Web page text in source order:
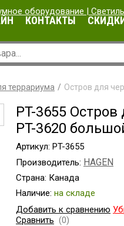
КОНТАКТЫ
террариума Остров для
PT-3655
PT-3620
Артикул: PT-3655
Производитель: HAGEN
Страна: Канада
Наличие: на складе
Добавить к сравнению
Сравнить (0)